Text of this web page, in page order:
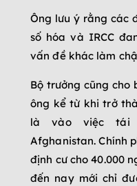
Ông lưu ý rằng các
số hóa và IRCC
vấn đề khác làm
Bộ trưởng cũng cho
ông kể từ khi trở
là vào việc tái
Afghanistan. Chính
định cư cho 40.000
đến nay mới chỉ